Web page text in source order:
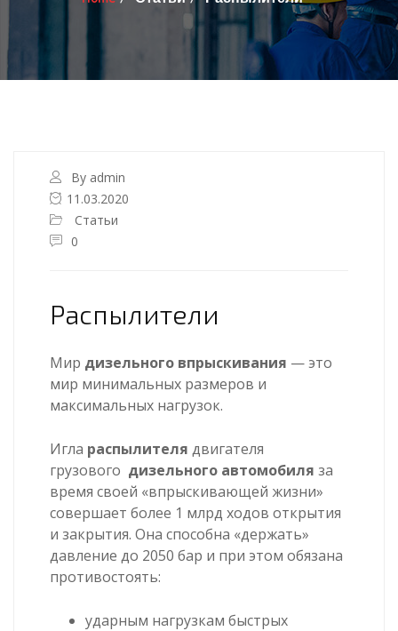
By admin
11.03.2020
Статьи
0
Распылители
Мир дизельного впрыскивания — это
мир минимальных размеров и
максимальных нагрузок.
Игла распылителя двигателя
грузового дизельного автомобиля за
время своей «впрыскивающей жизни»
совершает более 1 млрд ходов открытия
и закрытия. Она способна «держать»
давление до 2050 бар и при этом обязана
противостоять:
ударным нагрузкам быстрых